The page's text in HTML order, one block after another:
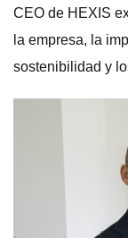
CEO de HEXIS
la empresa, la
sostenibilidad y